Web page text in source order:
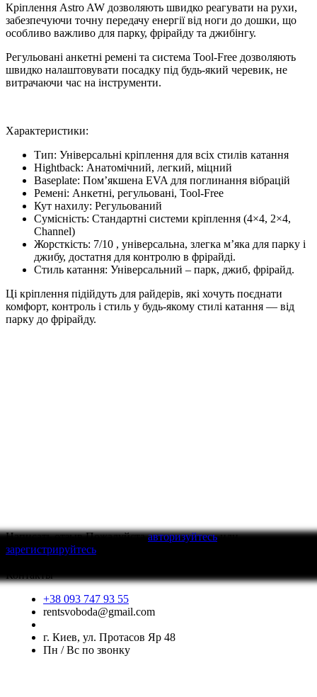
Кріплення Astro AW дозволяють швидко реагувати на рухи,
забезпечуючи точну передачу енергії від ноги до дошки, що
особливо важливо для парку, фрірайду та джибінгу.
Регульовані анкетні ремені та система Tool-Free дозволяють
швидко налаштовувати посадку під будь-який черевик, не
витрачаючи час на інструменти.
Характеристики:
Тип: Універсальні кріплення для всіх стилів катання
Hightback: Анатомічний, легкий, міцний
Baseplate: Пом’якшена EVA для поглинання вібрацій
Ремені: Анкетні, регульовані, Tool-Free
Кут нахилу: Регульований
Сумісність: Стандартні системи кріплення (4×4, 2×4,
Channel)
Жорсткість: 7/10 , універсальна, злегка м’яка для парку і
джибу, достатня для контролю в фрірайді.
Стиль катання: Універсальний – парк, джиб, фрірайд.
Ці кріплення підійдуть для райдерів, які хочуть поєднати
комфорт, контроль і стиль у будь-якому стилі катання — від
парку до фрірайду.
Написать отзывПожалуйстаавторизуйтесьили
зарегистрируйтесь
Контакты
+38 093 747 93 55
rentsvoboda@gmail.com
г. Киев, ул. Протасов Яр 48
Пн / Вс по звонку